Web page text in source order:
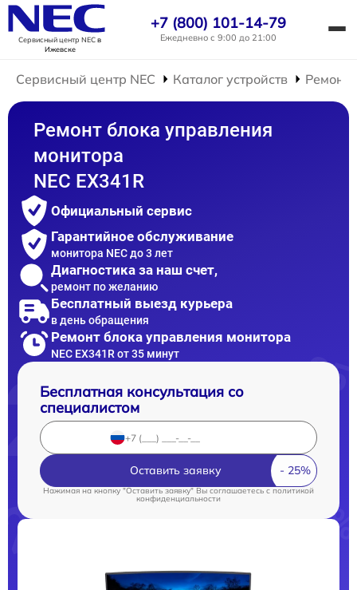
Сервисный центр NECв
Ижевске
+7 (800) 101-14-79
Ежедневно с 9:00 до 21:00
Сервисный центр NEC Каталог устройств Ремонт
Ремонт блока управления
монитора
NEC EX341R
Официальный сервис
Гарантийное обслуживание
монитора NEC до 3 лет
Диагностика за наш счет,
ремонт по желанию
Бесплатный выезд курьера
в день обращения
Ремонт блока управления монитора
NEC EX341R от 35 минут
Бесплатная консультация со
специалистом
Оставить заявку
Нажимая на кнопку "Оставить заявку" Вы соглашаетесь cполитикой
конфиденциальности